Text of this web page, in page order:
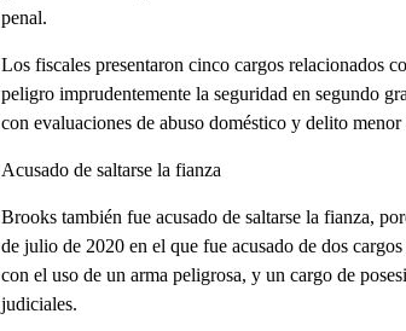
penal.
Los fiscales presentaron cinco cargos relacionados
peligro imprudentemente la seguridad en segundo
con evaluaciones de abuso doméstico y delito
Acusado de saltarse la fianza
Brooks también fue acusado de saltarse la fianza,
de julio de 2020 en el que fue acusado de dos
con el uso de un arma peligrosa, y un cargo de
judiciales.